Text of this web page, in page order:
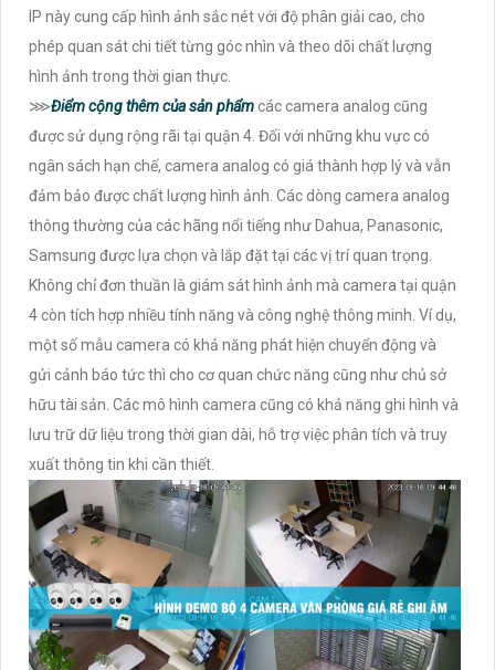
IP này cung cấp hình ảnh sắc nét với độ phân giải cao, cho
phép quan sát chi tiết từng góc nhìn và theo dõi chất lượng
hình ảnh trong thời gian thực.
⋙Điểm cộng thêm của sản phẩmcác camera analog cũng
được sử dụng rộng rãi tại quận 4. Đối với những khu vực có
ngân sách hạn chế, camera analog có giá thành hợp lý và vẫn
đảm bảo được chất lượng hình ảnh. Các dòng camera analog
thông thường của các hãng nổi tiếng như Dahua, Panasonic,
Samsung được lựa chọn và lắp đặt tại các vị trí quan trọng.
Không chỉ đơn thuần là giám sát hình ảnh mà camera tại quận
4 còn tích hợp nhiều tính năng và công nghệ thông minh. Ví dụ,
một số mẫu camera có khả năng phát hiện chuyển động và
gửi cảnh báo tức thì cho cơ quan chức năng cũng như chủ sở
hữu tài sản. Các mô hình camera cũng có khả năng ghi hình và
lưu trữ dữ liệu trong thời gian dài, hỗ trợ việc phân tích và truy
xuất thông tin khi cần thiết.